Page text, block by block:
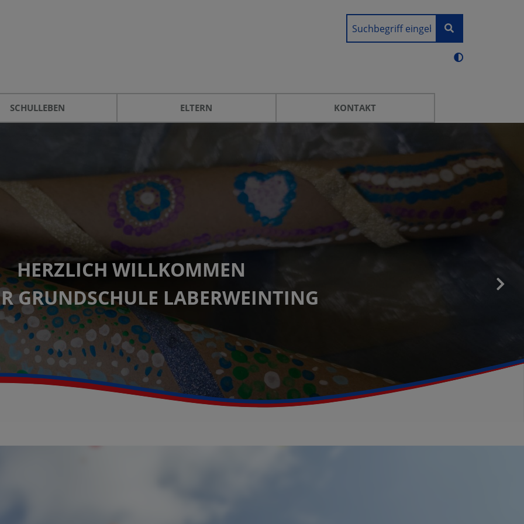
SCHULLEBEN ELTERN KONTAKT
HERZLICH WILLKOMMEN
GRUNDSCHULE LABERWEINTING